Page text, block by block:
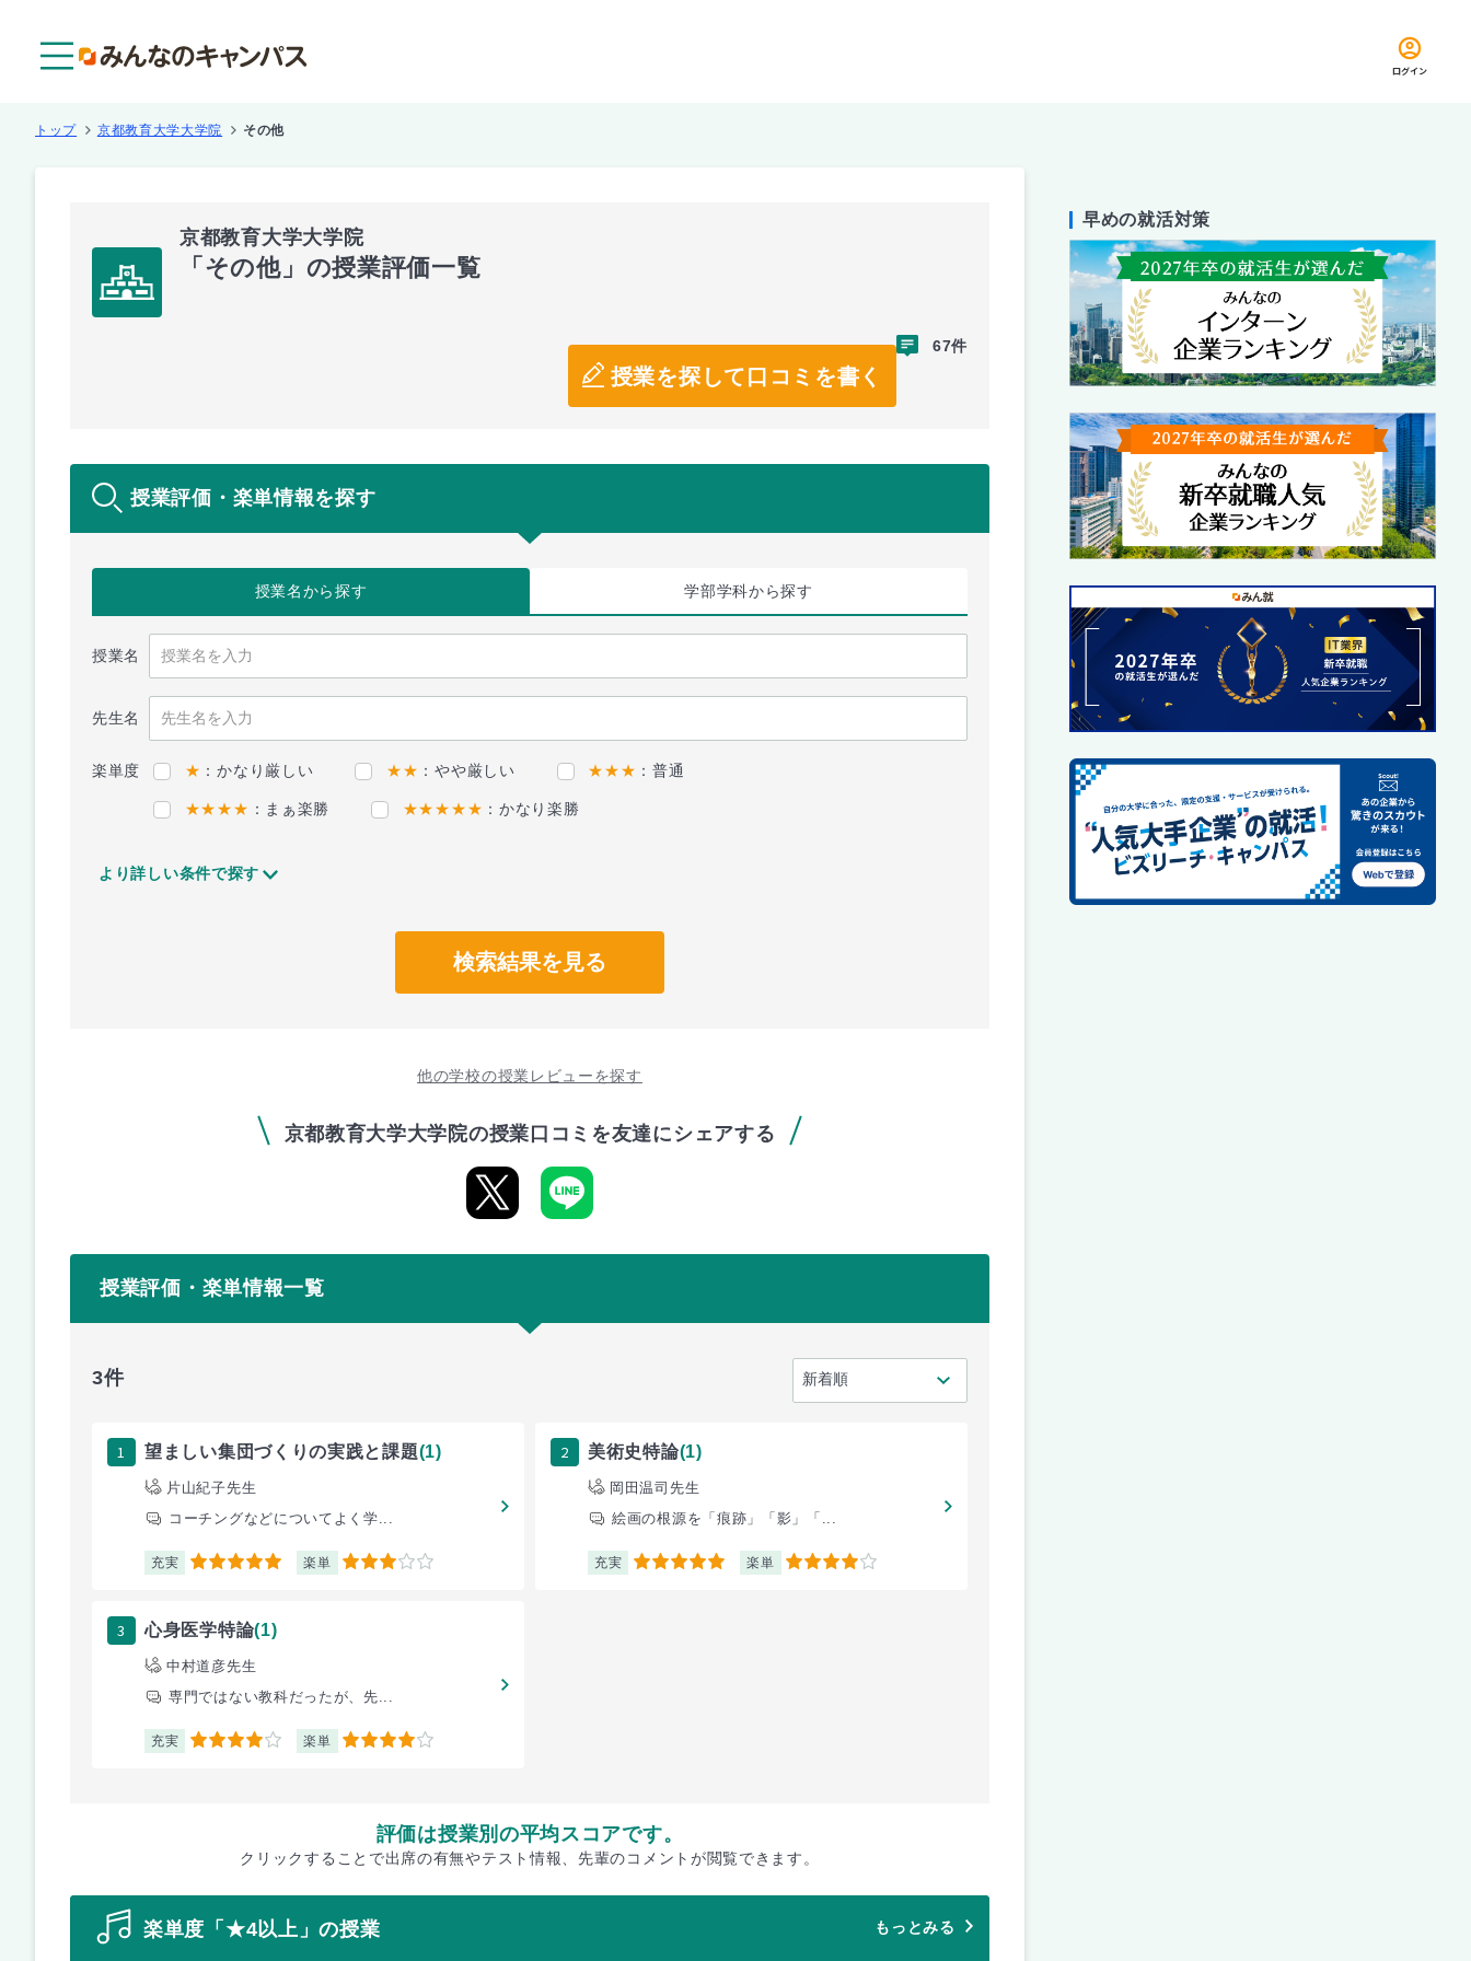
ログイン
トップ 京都教育大学大学院 その他
京都教育大学大学院
「その他」の授業評価一覧
授業を探して口コミを書く
67件
授業評価・楽単情報を探す
授業名から探す 学部学科から探す
授業名
先生名
楽単度 ★ ：かなり厳しい ★★ ：やや厳しい ★★★ ：普通
★★★★ ：まぁ楽勝 ★★★★★ ：かなり楽勝
より詳しい条件で探す
検索結果を見る
他の学校の授業レビューを探す
京都教育大学大学院の授業口コミを友達にシェアする
授業評価・楽単情報一覧
3件
1 望ましい集団づくりの実践と課題(1)
片山紀子先生
コーチングなどについてよく学...
充実 5 楽単 3
2 美術史特論(1)
岡田温司先生
絵画の根源を「痕跡」「影」「...
充実 5 楽単 4
3 心身医学特論(1)
中村道彦先生
専門ではない教科だったが、先...
充実 4 楽単 4
評価は授業別の平均スコアです。
クリックすることで出席の有無やテスト情報、先輩のコメントが閲覧できます。
楽単度「★4以上」の授業 もっとみる
早めの就活対策